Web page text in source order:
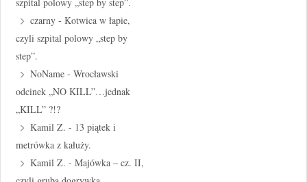
czarny -Kotwica w łapie,
czyli szpital polowy „step by
step”.
NoName -Wrocławski
odcinek „NO KILL”…jednak
„KILL” ?!?
Kamil Z. - 13 piątek i
metrówka z kałuży.
Kamil Z. -Majówka – cz. II,